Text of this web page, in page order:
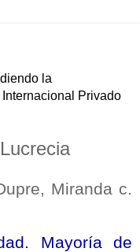
la
Privado
Miranda c.
Mayoría de